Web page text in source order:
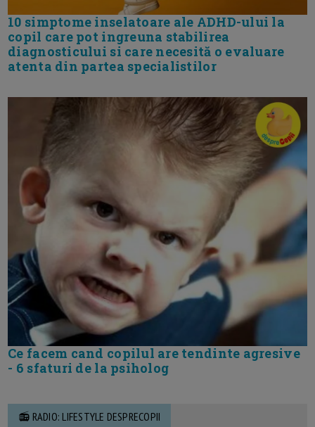
10 simptome inselatoare ale ADHD-ului la
copil care pot ingreuna stabilirea
diagnosticului si care necesită o evaluare
atenta din partea specialistilor
Ce facem cand copilul are tendinte agresive
- 6 sfaturi de la psiholog
📻 RADIO: LIFESTYLE DESPRECOPII